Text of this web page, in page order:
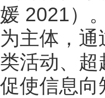
媛 2021）
为主体，
类活动、
促使信息向